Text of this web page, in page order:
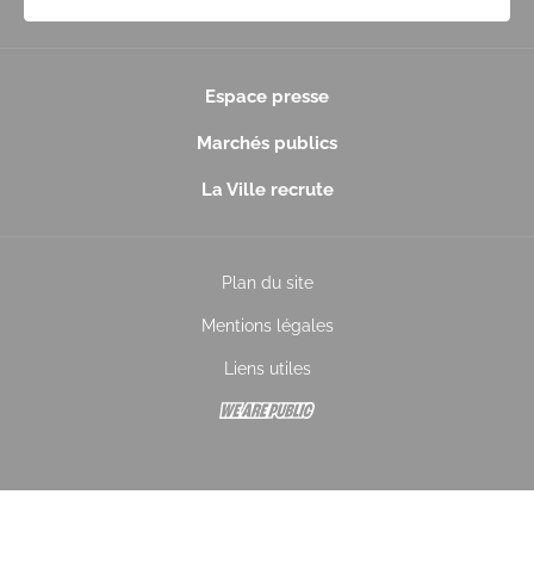
Espace presse
Marchés publics
La Ville recrute
Plan du site
Mentions légales
Liens utiles